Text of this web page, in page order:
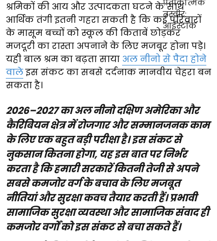
श्रमिकों की आय और उत्पादकता घटने के साथ
आर्थिक तंगी इतनी गहरा सकती है कि कई परिवारों
के मासूम बच्चों को स्कूल की किताबें छोड़कर
मजदूरी का रास्ता अपनाने के लिए मजबूर होना पड़े।
यही बाल श्रम का बढ़ता साया अल नीनो से पैदा होने
वालेइस संकट का सबसे दर्दनाक मानवीय चेहरा बन
सकता है।
2026–2027 का अल नीनो दक्षिण अमेरिका और
कैरिबियन क्षेत्र में रोजगार और सम्मानजनक काम
के लिए एक बहुत बड़ी परीक्षा है। इस संकट से
नुकसान कितना होगा, यह इस बात पर निर्भर
करता है कि हमारी सरकारें कितनी तेजी से अपने
सबसे कमजोर वर्ग के बचाव के लिए मजबूत
नीतियां और सुरक्षा कवच तैयार करती हैं। प्रभावी
सामाजिक सुरक्षा व्यवस्था और सामाजिक संवाद ही
कमजोर वर्गों को इस संकट से बचा सकते हैं।